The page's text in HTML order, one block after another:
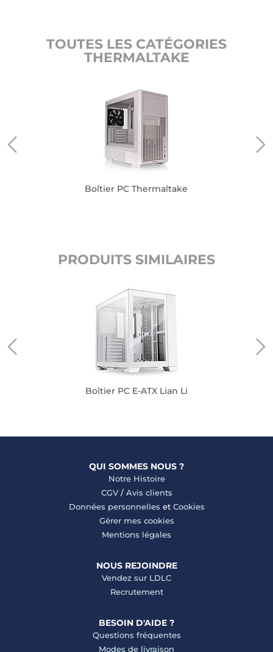
TOUTES LES CATÉGORIES
THERMALTAKE
Boîtier PC Thermaltake
PRODUITS SIMILAIRES
Boîtier PC E-ATX Lian Li
QUI SOMMES NOUS ?
Notre Histoire
CGV/ Avis clients
Données personnelles et Cookies
Gérer mes cookies
Mentions légales
NOUS REJOINDRE
Vendez sur LDLC
Recrutement
BESOIN D'AIDE ?
Questions fréquentes
Modes de livraison